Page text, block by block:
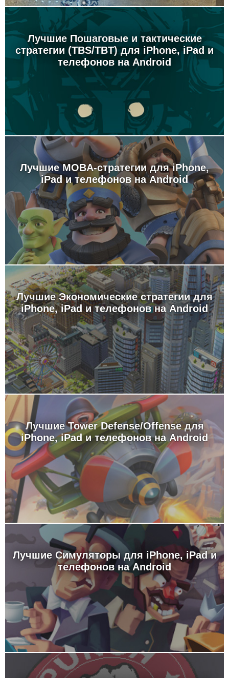
Лучшие Пошаговые и тактические
стратегии (TBS/TBT) для iPhone, iPad и
телефонов на Android
Лучшие MOBA-стратегии для iPhone,
iPad и телефонов на Android
Лучшие Экономические стратегии для
iPhone, iPad и телефонов на Android
Лучшие Tower Defense/Offense для
iPhone, iPad и телефонов на Android
Лучшие Симуляторы для iPhone, iPad и
телефонов на Android